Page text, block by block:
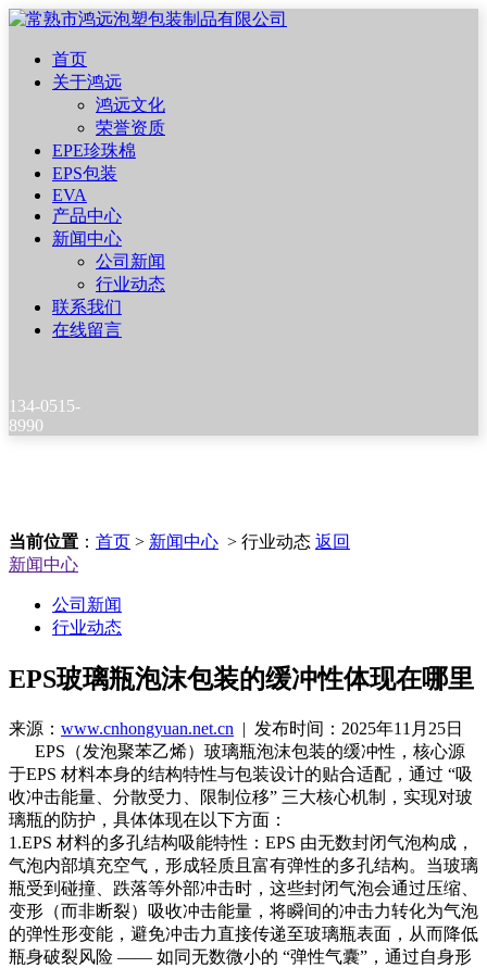
首页
关于鸿远
鸿远文化
荣誉资质
EPE珍珠棉
EPS包装
EVA
产品中心
新闻中心
公司新闻
行业动态
联系我们
在线留言
134-0515-
8990
当前位置 ： 首页 > 新闻中心 > 行业动态 返回
新闻中心
公司新闻
行业动态
EPS玻璃瓶泡沫包装的缓冲性体现在哪里
来源： www.cnhongyuan.net.cn | 发布时间：2025年11月25日
EPS（发泡聚苯乙烯）玻璃瓶泡沫包装的缓冲性，核心源
于EPS 材料本身的结构特性与包装设计的贴合适配，通过 “吸
收冲击能量、分散受力、限制位移” 三大核心机制，实现对玻
璃瓶的防护，具体体现在以下方面：
1.EPS 材料的多孔结构吸能特性：EPS 由无数封闭气泡构成，
气泡内部填充空气，形成轻质且富有弹性的多孔结构。当玻璃
瓶受到碰撞、跌落等外部冲击时，这些封闭气泡会通过压缩、
变形（而非断裂）吸收冲击能量，将瞬间的冲击力转化为气泡
的弹性形变能，避免冲击力直接传递至玻璃瓶表面，从而降低
瓶身破裂风险 —— 如同无数微小的 “弹性气囊”，通过自身形